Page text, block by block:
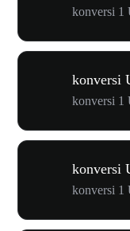
konversi 1
konversi
konversi 1
konversi
konversi 1